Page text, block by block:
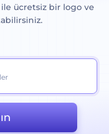
ile ücretsiz bir logo ve